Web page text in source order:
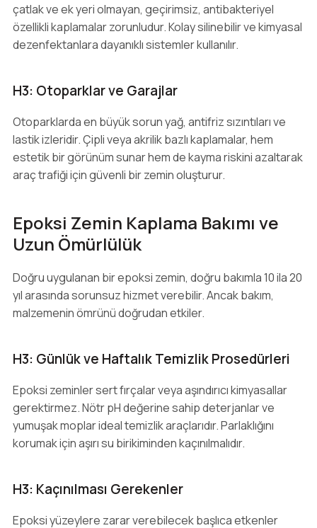
çatlak ve ek yeri olmayan, geçirimsiz, antibakteriyel
özellikli kaplamalar zorunludur. Kolay silinebilir ve kimyasal
dezenfektanlara dayanıklı sistemler kullanılır.
H3: Otoparklar ve Garajlar
Otoparklarda en büyük sorun yağ, antifriz sızıntıları ve
lastik izleridir. Çipli veya akrilik bazlı kaplamalar, hem
estetik bir görünüm sunar hem de kayma riskini azaltarak
araç trafiği için güvenli bir zemin oluşturur.
Epoksi Zemin Kaplama Bakımı ve
Uzun Ömürlülük
Doğru uygulanan bir epoksi zemin, doğru bakımla 10 ila 20
yıl arasında sorunsuz hizmet verebilir. Ancak bakım,
malzemenin ömrünü doğrudan etkiler.
H3: Günlük ve Haftalık Temizlik Prosedürleri
Epoksi zeminler sert fırçalar veya aşındırıcı kimyasallar
gerektirmez. Nötr pH değerine sahip deterjanlar ve
yumuşak moplar ideal temizlik araçlarıdır. Parlaklığını
korumak için aşırı su birikiminden kaçınılmalıdır.
H3: Kaçınılması Gerekenler
Epoksi yüzeylere zarar verebilecek başlıca etkenler